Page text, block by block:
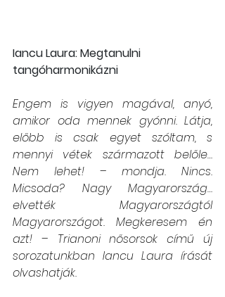
Iancu Laura: Megtanulni
tangóharmonikázni
Engem is vigyen magával, anyó,
amikor oda mennek gyónni. Látja,
előbb is csak egyet szóltam, s
mennyi vétek származott belőle…
Nem lehet! – mondja. Nincs.
Micsoda? Nagy Magyarország…
elvették Magyarországtól
Magyarországot. Megkeresem én
azt! – Trianoni nősorsok című új
sorozatunkban Iancu Laura írását
olvashatják.